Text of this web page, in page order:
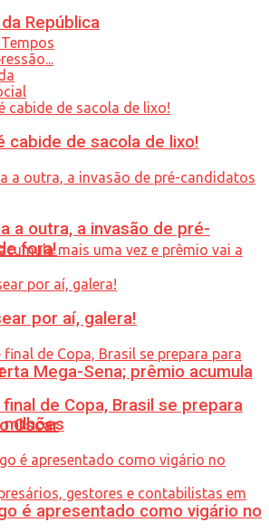
República
Mega-Sena; prêmio acumula
milhões
cabide de sacola de lixo!
a outra, a invasão de pré-
fora!
por aí, galera!
de Copa, Brasil se prepara
Oscar
é apresentado como vigário no